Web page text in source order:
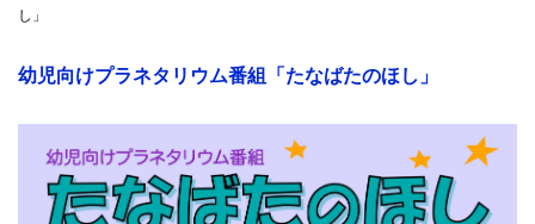
し」
幼児向けプラネタリウム番組「たなばたのほし」